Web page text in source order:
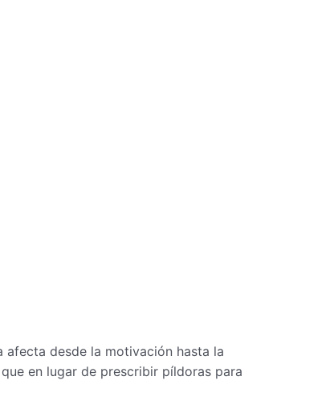
afecta desde la motivación hasta la
en lugar de prescribir píldoras para